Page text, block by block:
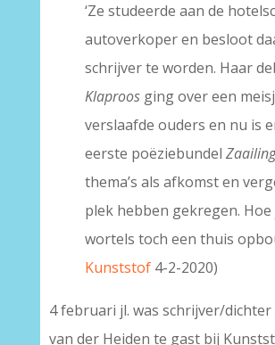
‘Ze studeerde aan de
autoverkoper en besloot
schrijver te worden. Haar
Klaproosging over een
verslaafde ouders en nu is
eerste poëziebundel
thema’s als afkomst en
plek hebben gekregen.
wortels toch een thuis
Kunststof4-2-2020)
4 februari jl. was schrijver/dichter
van der Heiden te gast bij